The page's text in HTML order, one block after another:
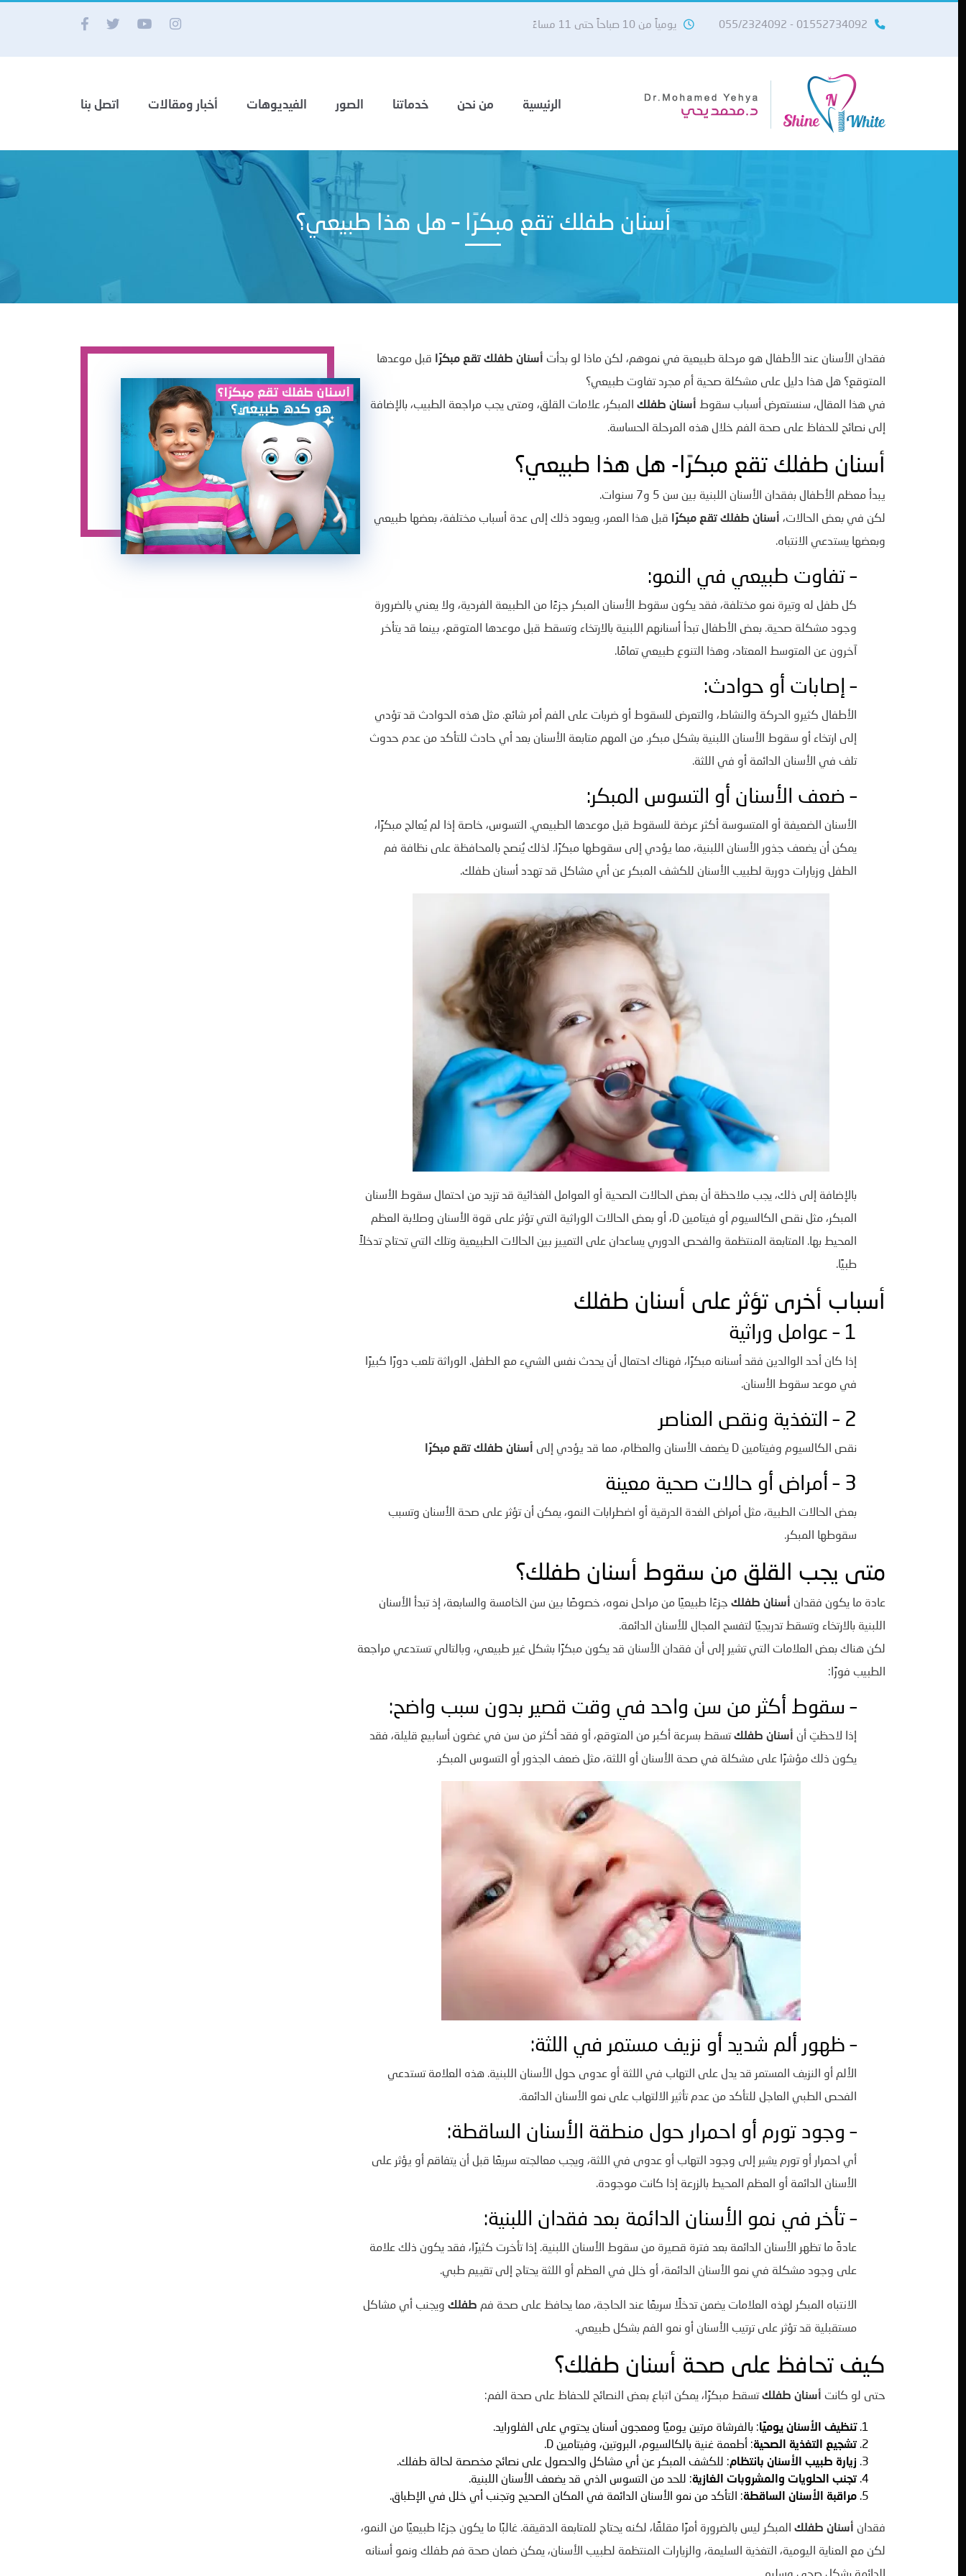
01552734092 - 055/2324092 يومياً من 10 صباحاً حتى 11 مساءً
الرئيسية من نحن خدماتنا الصور الفيديوهات أخبار ومقالات اتصل بنا
أسنان طفلك تقع مبكرًا – هل هذا طبيعي؟
فقدان الأسنان عند الأطفال هو مرحلة طبيعية في نموهم، لكن ماذا لو بدأت أسنان طفلك تقع مبكرًا قبل موعدها
المتوقع؟ هل هذا دليل على مشكلة صحية أم مجرد تفاوت طبيعي؟
في هذا المقال، سنستعرض أسباب سقوط أسنان طفلك المبكر، علامات القلق، ومتى يجب مراجعة الطبيب، بالإضافة
إلى نصائح للحفاظ على صحة الفم خلال هذه المرحلة الحساسة.
أسنان طفلك تقع مبكرًا- هل هذا طبيعي؟
يبدأ معظم الأطفال بفقدان الأسنان اللبنية بين سن 5 و7 سنوات.
لكن في بعض الحالات، أسنان طفلك تقع مبكرًا قبل هذا العمر، ويعود ذلك إلى عدة أسباب مختلفة، بعضها طبيعي
وبعضها يستدعي الانتباه.
– تفاوت طبيعي في النمو:
كل طفل له وتيرة نمو مختلفة، فقد يكون سقوط الأسنان المبكر جزءًا من الطبيعة الفردية، ولا يعني بالضرورة
وجود مشكلة صحية. بعض الأطفال تبدأ أسنانهم اللبنية بالارتخاء وتسقط قبل موعدها المتوقع، بينما قد يتأخر
آخرون عن المتوسط المعتاد، وهذا التنوع طبيعي تمامًا.
– إصابات أو حوادث:
الأطفال كثيرو الحركة والنشاط، والتعرض للسقوط أو ضربات على الفم أمر شائع. مثل هذه الحوادث قد تؤدي
إلى ارتخاء أو سقوط الأسنان اللبنية بشكل مبكر. من المهم متابعة الأسنان بعد أي حادث للتأكد من عدم حدوث
تلف في الأسنان الدائمة أو في اللثة.
– ضعف الأسنان أو التسوس المبكر:
الأسنان الضعيفة أو المتسوسة أكثر عرضة للسقوط قبل موعدها الطبيعي. التسوس، خاصة إذا لم يُعالج مبكرًا،
يمكن أن يضعف جذور الأسنان اللبنية، مما يؤدي إلى سقوطها مبكرًا. لذلك يُنصح بالمحافظة على نظافة فم
الطفل وزيارات دورية لطبيب الأسنان للكشف المبكر عن أي مشاكل قد تهدد أسنان طفلك.
بالإضافة إلى ذلك، يجب ملاحظة أن بعض الحالات الصحية أو العوامل الغذائية قد تزيد من احتمال سقوط الأسنان
المبكر، مثل نقص الكالسيوم أو فيتامين D، أو بعض الحالات الوراثية التي تؤثر على قوة الأسنان وصلابة العظم
المحيط بها. المتابعة المنتظمة والفحص الدوري يساعدان على التمييز بين الحالات الطبيعية وتلك التي تحتاج تدخلاً
طبيًا.
أسباب أخرى تؤثر على أسنان طفلك
1 – عوامل وراثية
إذا كان أحد الوالدين فقد أسنانه مبكرًا، فهناك احتمال أن يحدث نفس الشيء مع الطفل. الوراثة تلعب دورًا كبيرًا
في موعد سقوط الأسنان.
2 – التغذية ونقص العناصر
نقص الكالسيوم وفيتامين D يضعف الأسنان والعظام، مما قد يؤدي إلى أسنان طفلك تقع مبكرًا
3 – أمراض أو حالات صحية معينة
بعض الحالات الطبية، مثل أمراض الغدة الدرقية أو اضطرابات النمو، يمكن أن تؤثر على صحة الأسنان وتسبب
سقوطها المبكر.
متى يجب القلق من سقوط أسنان طفلك؟
عادة ما يكون فقدان أسنان طفلك جزءًا طبيعيًا من مراحل نموه، خصوصًا بين سن الخامسة والسابعة، إذ تبدأ الأسنان
اللبنية بالارتخاء وتسقط تدريجيًا لتفسح المجال للأسنان الدائمة.
لكن هناك بعض العلامات التي تشير إلى أن فقدان الأسنان قد يكون مبكرًا بشكل غير طبيعي، وبالتالي تستدعي مراجعة
الطبيب فورًا:
– سقوط أكثر من سن واحد في وقت قصير بدون سبب واضح:
إذا لاحظتِ أن أسنان طفلكتسقط بسرعة أكبر من المتوقع، أو فقد أكثر من سن في غضون أسابيع قليلة، فقد
يكون ذلك مؤشرًا على مشكلة في صحة الأسنان أو اللثة، مثل ضعف الجذور أو التسوس المبكر.
– ظهور ألم شديد أو نزيف مستمر في اللثة:
الألم أو النزيف المستمر قد يدل على التهاب في اللثة أو عدوى حول الأسنان اللبنية. هذه العلامة تستدعي
الفحص الطبي العاجل للتأكد من عدم تأثير الالتهاب على نمو الأسنان الدائمة.
– وجود تورم أو احمرار حول منطقة الأسنان الساقطة:
أي احمرار أو تورم يشير إلى وجود التهاب أو عدوى في اللثة، ويجب معالجته سريعًا قبل أن يتفاقم أو يؤثر على
الأسنان الدائمة أو العظم المحيط بالزرعة إذا كانت موجودة.
– تأخر في نمو الأسنان الدائمة بعد فقدان اللبنية:
عادةً ما تظهر الأسنان الدائمة بعد فترة قصيرة من سقوط الأسنان اللبنية. إذا تأخرت كثيرًا، فقد يكون ذلك علامة
على وجود مشكلة في نمو الأسنان الدائمة، أو خلل في العظم أو اللثة يحتاج إلى تقييم طبي.
الانتباه المبكر لهذه العلامات يضمن تدخلًا سريعًا عند الحاجة، مما يحافظ على صحة فم طفلك ويجنب أي مشاكل
مستقبلية قد تؤثر على ترتيب الأسنان أو نمو الفم بشكل طبيعي.
كيف تحافظ على صحة أسنان طفلك؟
حتى لو كانت أسنان طفلكتسقط مبكرًا، يمكن اتباع بعض النصائح للحفاظ على صحة الفم:
تنظيف الأسنان يوميًا: بالفرشاة مرتين يوميًا ومعجون أسنان يحتوي على الفلورايد.
تشجيع التغذية الصحية: أطعمة غنية بالكالسيوم، البروتين، وفيتامين D.
زيارة طبيب الأسنان بانتظام: للكشف المبكر عن أي مشاكل والحصول على نصائح مخصصة لحالة طفلك.
تجنب الحلويات والمشروبات الغازية: للحد من التسوس الذي قد يضعف الأسنان اللبنية.
مراقبة الأسنان الساقطة: التأكد من نمو الأسنان الدائمة في المكان الصحيح وتجنب أي خلل في الإطباق.
فقدان أسنان طفلك المبكر ليس بالضرورة أمرًا مقلقًا، لكنه يحتاج للمتابعة الدقيقة. غالبًا ما يكون جزءًا طبيعيًا من النمو،
لكن مع العناية اليومية، التغذية السليمة، والزيارات المنتظمة لطبيب الأسنان، يمكن ضمان صحة فم طفلك ونمو أسنانه
الدائمة بشكل صحي وسليم.